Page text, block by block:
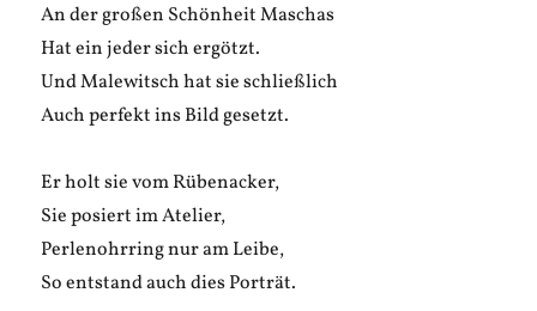
An der großen Schönheit Maschas
Hat ein jeder sich ergötzt.
Und Malewitsch hat sie schließlich
Auch perfekt ins Bild gesetzt.
Er holt sie vom Rübenacker,
Sie posiert im Atelier,
Perlenohrring nur am Leibe,
So entstand auch dies Porträt.